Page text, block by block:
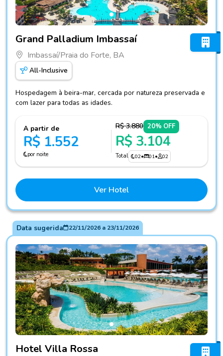
Grand Palladium Imbassaí
Imbassaí/Praia do Forte, BA
All-Inclusive
Hospedagem à beira-mar, cercada por natureza preservada e
com lazer para todas as idades.
A partir de
R$ 1.552
por noite
R$ 3.880 20% OFF
R$ 3.104
Total 02• 01• 02
Ver Hotel
Data sugerida 22/11/2026a 23/11/2026
Hotel Villa Rossa